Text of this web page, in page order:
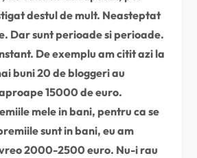
destul de mult. Neasteptat
Dar sunt perioade si perioade.
De exemplu am citit azi la
buni 20 de bloggeri au
15000 de euro.
mele in bani, pentru ca se
sunt in bani, eu am
2000-2500 euro. Nu-i rau